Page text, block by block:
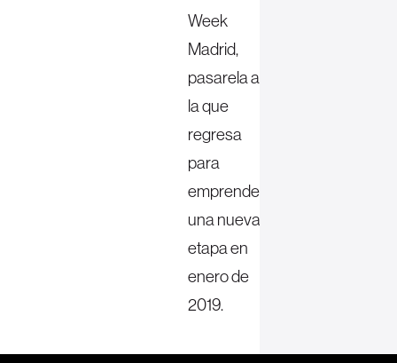
Week
Madrid,
pasarela a
la que
regresa
para
emprender
una nueva
etapa en
enero de
2019.